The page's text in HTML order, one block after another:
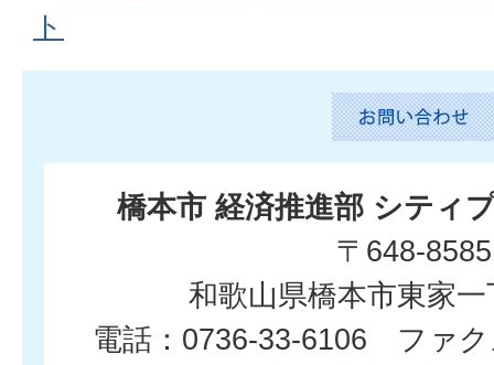
ト
橋本市 経済推進部 シティ
〒648-8585
和歌山県橋本市東家
電話：0736-33-6106 ファク